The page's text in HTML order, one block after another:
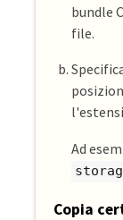
bundle
file.
Ad
Copia